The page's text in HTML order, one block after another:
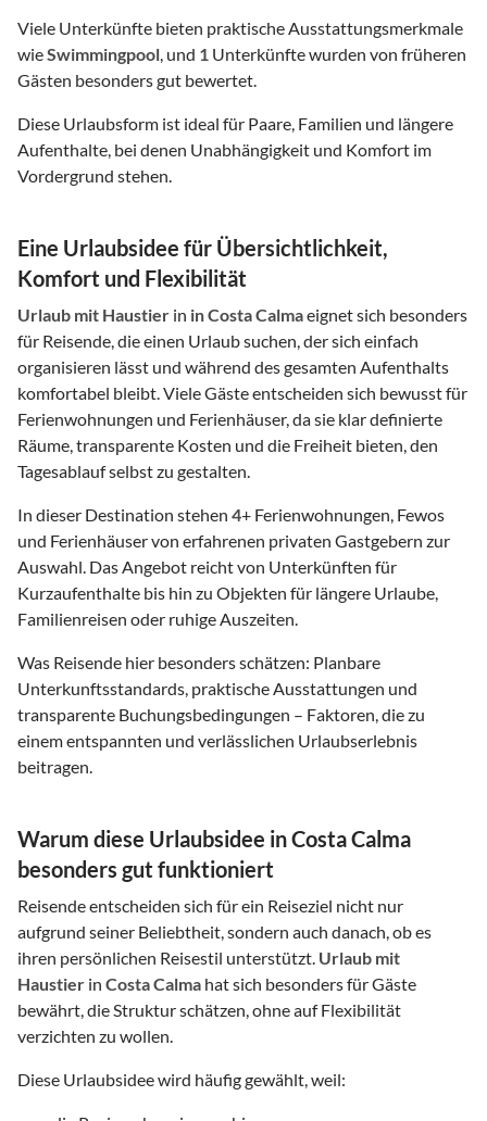
Viele Unterkünfte bieten praktische Ausstattungsmerkmale
wieSwimmingpool, und 1 Unterkünfte wurden von früheren
Gästen besonders gut bewertet.
Diese Urlaubsform ist ideal für Paare, Familien und längere
Aufenthalte, bei denen Unabhängigkeit und Komfort im
Vordergrund stehen.
Eine Urlaubsidee für Übersichtlichkeit,
Komfort und Flexibilität
Urlaub mit Haustier in in Costa Calmaeignet sich besonders
für Reisende, die einen Urlaub suchen, der sich einfach
organisieren lässt und während des gesamten Aufenthalts
komfortabel bleibt. Viele Gäste entscheiden sich bewusst für
Ferienwohnungen und Ferienhäuser, da sie klar definierte
Räume, transparente Kosten und die Freiheit bieten, den
Tagesablauf selbst zu gestalten.
In dieser Destination stehen 4+ Ferienwohnungen, Fewos
und Ferienhäuser von erfahrenen privaten Gastgebern zur
Auswahl. Das Angebot reicht von Unterkünften für
Kurzaufenthalte bis hin zu Objekten für längere Urlaube,
Familienreisen oder ruhige Auszeiten.
Was Reisende hier besonders schätzen: Planbare
Unterkunftsstandards, praktische Ausstattungen und
transparente Buchungsbedingungen – Faktoren, die zu
einem entspannten und verlässlichen Urlaubserlebnis
beitragen.
Warum diese Urlaubsidee in Costa Calma
besonders gut funktioniert
Reisende entscheiden sich für ein Reiseziel nicht nur
aufgrund seiner Beliebtheit, sondern auch danach, ob es
ihren persönlichen Reisestil unterstützt. Urlaub mit
Haustier in Costa Calma hat sich besonders für Gäste
bewährt, die Struktur schätzen, ohne auf Flexibilität
verzichten zu wollen.
Diese Urlaubsidee wird häufig gewählt, weil: